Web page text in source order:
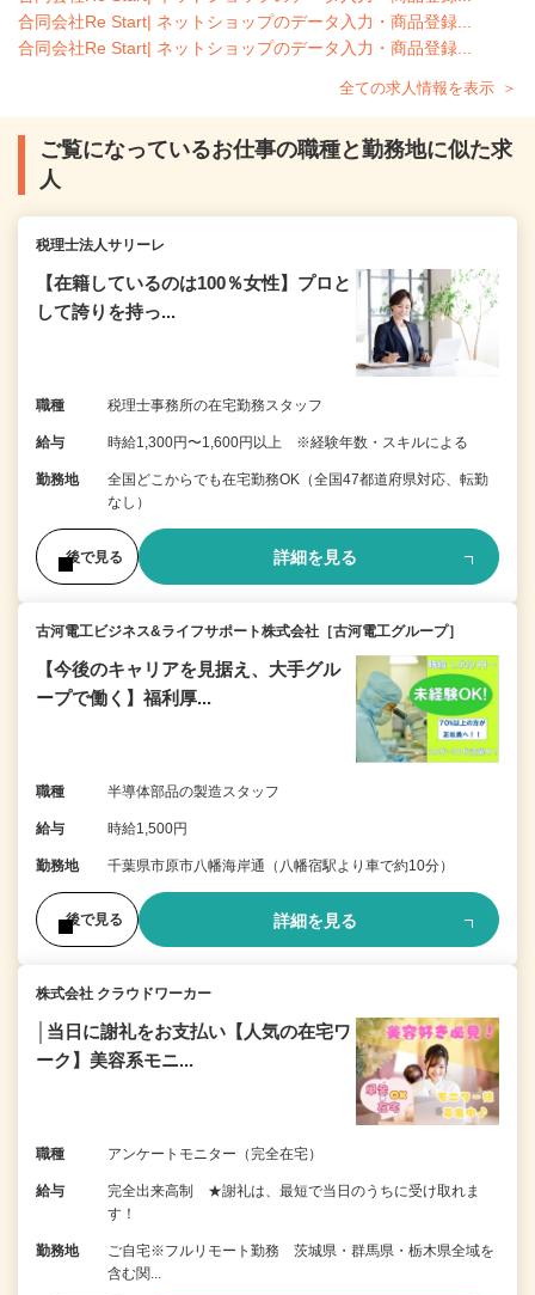
合同会社Re Start| ネットショップのデータ入力・商品登録...
合同会社Re Start| ネットショップのデータ入力・商品登録...
全ての求人情報を表示
ご覧になっているお仕事の職種と勤務地に似た求
人
税理士法人サリーレ
【在籍しているのは100％女性】プロと
して誇りを持っ...
職種 税理士事務所の在宅勤務スタッフ
給与 時給1,300円〜1,600円以上 ※経験年数・スキルによる
勤務地
全国どこからでも在宅勤務OK（全国47都道府県対応、転勤
なし）
後で見る 詳細を見る
古河電工ビジネス&ライフサポート株式会社［古河電工グループ］
【今後のキャリアを見据え、大手グル
ープで働く】福利厚...
職種 半導体部品の製造スタッフ
給与 時給1,500円
勤務地 千葉県市原市八幡海岸通（八幡宿駅より車で約10分）
後で見る 詳細を見る
株式会社 クラウドワーカー
│当日に謝礼をお支払い【人気の在宅ワ
ーク】美容系モニ...
職種 アンケートモニター（完全在宅）
給与
完全出来高制 ★謝礼は、最短で当日のうちに受け取れま
す！
勤務地
ご自宅※フルリモート勤務 茨城県・群馬県・栃木県全域を
含む関...